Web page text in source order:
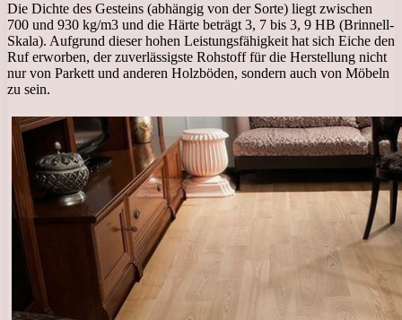
Die Dichte des Gesteins (abhängig von der Sorte) liegt zwischen
700 und 930 kg/m3 und die Härte beträgt 3, 7 bis 3, 9 HB (Brinnell-
Skala). Aufgrund dieser hohen Leistungsfähigkeit hat sich Eiche den
Ruf erworben, der zuverlässigste Rohstoff für die Herstellung nicht
nur von Parkett und anderen Holzböden, sondern auch von Möbeln
zu sein.